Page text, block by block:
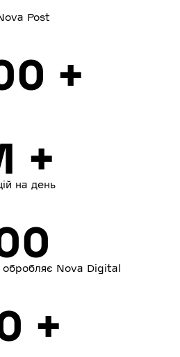
Post
+
+
на день
обробляє Nova Digital
+